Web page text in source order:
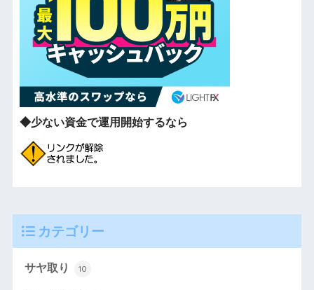
◆少ない資金で運用開始するなら
カテゴリー
サヤ取り 10